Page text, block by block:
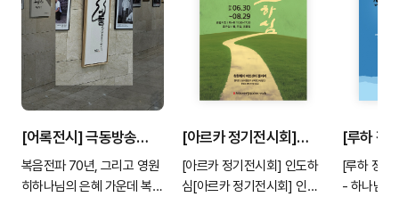
[어록전시] 극동방송
창립 70주년 X 청현재이
어록전..
복음전파 70년, 그리고 영원
히하나님의 은혜 가운데 복음
[아르카 정기전시회]
인도하심
[아르카 정기전시회] 인도하
심[아르카 정기전시회] 인도
[루하 정
코람데오
[루하 정기
- 하나님